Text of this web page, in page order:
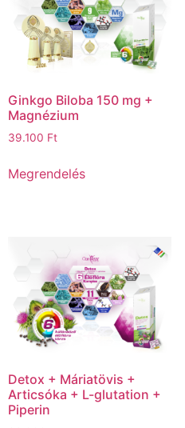
Ginkgo Biloba 150 mg +
Magnézium
39.100 Ft
Megrendelés
Detox + Máriatövis +
Articsóka + L-glutation +
Piperin